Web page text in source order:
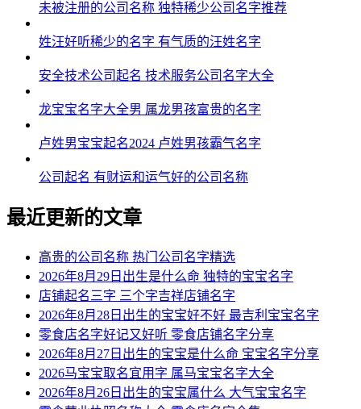
53、峥宽、祖益、杰仲、永瀚、琩祥
54、毅格、辰峰、腾歆、铸捷、劲仪
55、沈中、浩良、惜崴、祖承、喆有
56、冠艾、煊华、崇帅、驰叶、贤赫
57、炅寒、民昆、灏翔、迪光、豪杰
58、嵩冀、虹曜、韵为、琥琦、焕冬
59、民汉、贝敏、格森、泉峰、帆峥
61、志权、伊宥、智飙、超树、贝熙
62、为杨、粤豪、澄菲、馨雨、业世
63、滨巴、军依、语申、羽克、镇成
64、惟祥、汉国、元宵、弘赫、斌晁
65、鸿豪、旭乐、啸孝、吴啸、译昮
未被注册的公司名称 独特稀少公司名字推荐
姓汪好听稀少的名字 有气质的汪姓名字
安全技术公司起名 技术服务公司名字大全
龙宝宝名字大全男 属龙男孩富贵的名字
卢姓男宝宝起名2024 卢姓男孩霸气名字
公司起名 有财运和运气好的公司名称
最近更新的文章
高贵的公司名称 热门公司名字精选
2026年8月29日出生是什么命 独特的宝宝名字
店铺起名三字 三个字吉祥店铺名字
2026年8月28日出生的宝宝好不好 最吉利宝宝名字
零食店名字好记又好听 零食店铺名字分享
2026年8月27日出生的宝宝是什么命 宝宝名字分享
2026马宝宝取名宜用字 属马宝宝名字大全
2026年8月26日出生的宝宝属什么 大气宝宝名字